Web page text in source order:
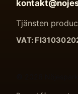
Tjänsten
VAT: